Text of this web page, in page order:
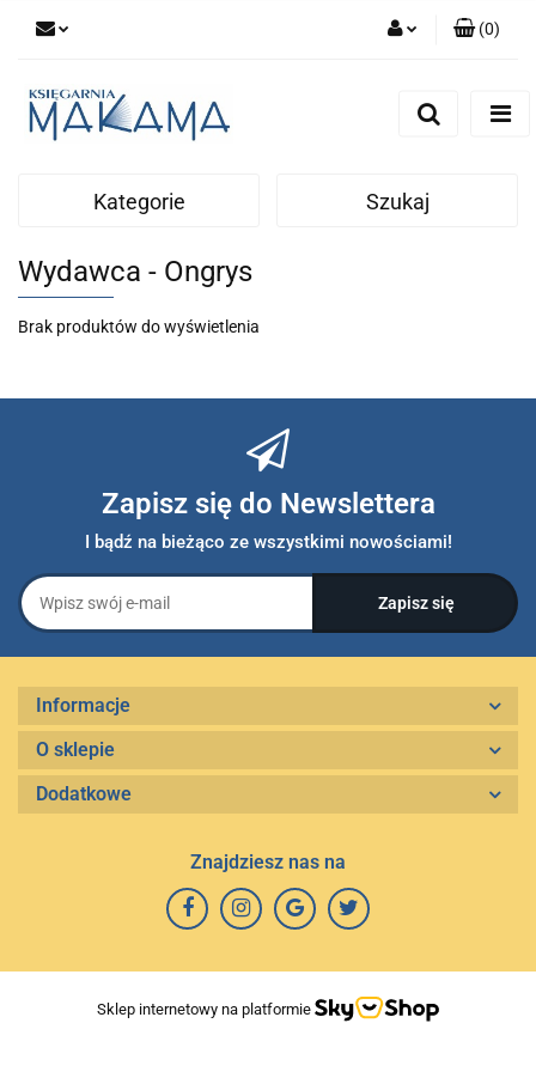
(0)
Kategorie Szukaj
Wydawca - Ongrys
Brak produktów do wyświetlenia
Zapisz się do Newslettera
I bądź na bieżąco ze wszystkimi nowościami!
Informacje
O sklepie
Dodatkowe
Znajdziesz nas na
Sklep internetowy na platformie